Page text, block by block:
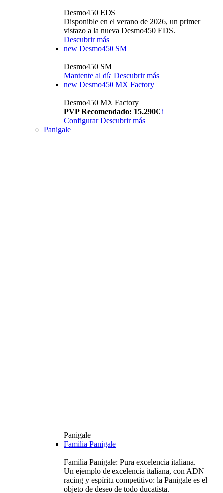
Desmo450 EDS
Disponible en el verano de 2026, un primer
vistazo a la nueva Desmo450 EDS.
Descubrir más
new Desmo450 SM
Desmo450 SM
Mantente al día Descubrir más
new Desmo450 MX Factory
Desmo450 MX Factory
PVP Recomendado: 15.290€ i
Configurar Descubrir más
Panigale
Panigale
Familia Panigale
Familia Panigale: Pura excelencia italiana.
Un ejemplo de excelencia italiana, con ADN
racing y espíritu competitivo: la Panigale es el
objeto de deseo de todo ducatista.